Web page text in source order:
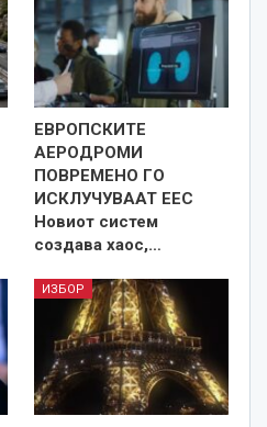
ЕВРОПСКИТЕ
АЕРОДРОМИ
ПОВРЕМЕНО ГО
ИСКЛУЧУВААТ ЕЕС
Новиот систем
создава хаос,…
ИЗБОР